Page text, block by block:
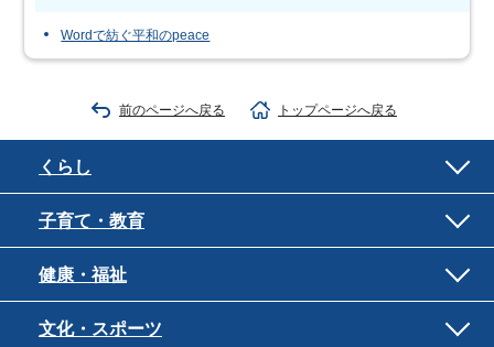
Wordで紡ぐ平和のpeace
前のページへ戻る トップページへ戻る
くらし
子育て・教育
健康・福祉
文化・スポーツ